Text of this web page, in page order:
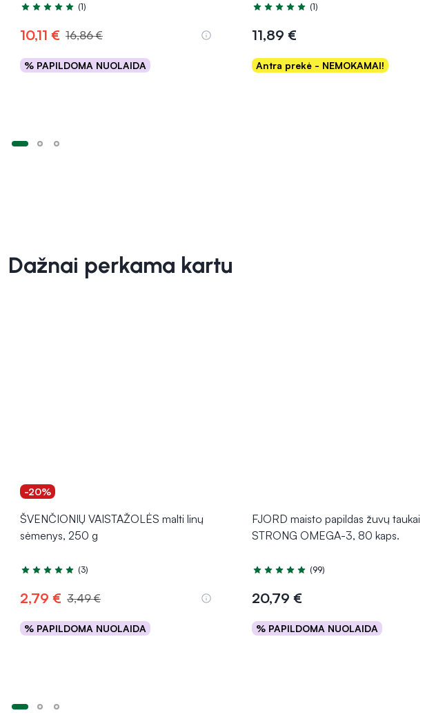
Įvertinimas 5.0 iš 5
(1)
10,11 € 16,86 €
% PAPILDOMA NUOLAIDA
Į krepšelį
Įvertinimas 5.0 iš 5
(1)
11,89 €
Antra prekė - NEMOKAMAI!
Į krepšelį
Dažnai perkama kartu
-20%
ŠVENČIONIŲ VAISTAŽOLĖS malti linų
sėmenys, 250 g
Įvertinimas 5.0 iš 5
(3)
2,79 € 3,49 €
% PAPILDOMA NUOLAIDA
Į krepšelį
FJORD maisto papildas žuvų taukai
STRONG OMEGA-3, 80 kaps.
Įvertinimas 4.9 iš 5
(99)
20,79 €
% PAPILDOMA NUOLAIDA
Į krepšelį